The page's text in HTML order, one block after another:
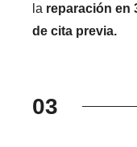
la reparación en
de cita previa.
03